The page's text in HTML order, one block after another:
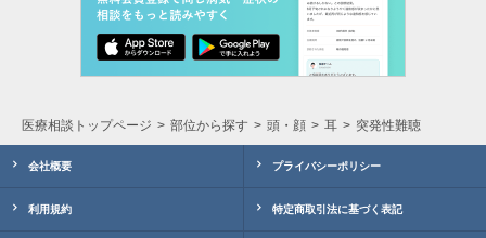
医療相談トップページ 部位から探す 頭・顔 耳 突発性難聴
会社概要 プライバシーポリシー
利用規約 特定商取引法に基づく表記